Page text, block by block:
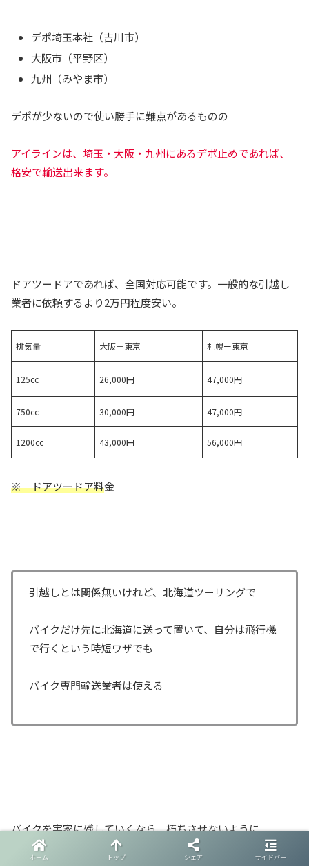
デポ埼玉本社（吉川市）
大阪市（平野区）
九州（みやま市）
デポが少ないので使い勝手に難点があるものの
アイラインは、埼玉・大阪・九州にあるデポ止めであれば、
格安で輸送出来ます。
ドアツードアであれば、全国対応可能です。一般的な引越し
業者に依頼するより2万円程度安い。
排気量 大阪－東京 札幌ー東京
125cc 26,000円 47,000円
750cc 30,000円 47,000円
1200cc 43,000円 56,000円
※ ドアツードア料金
引越しとは関係無いけれど、北海道ツーリングで
バイクだけ先に北海道に送って置いて、自分は飛行機
で行くという時短ワザでも
バイク専門輸送業者は使える
バイクを実家に残していくなら、朽ちさせないように
ホーム トップ シェア サイドバー